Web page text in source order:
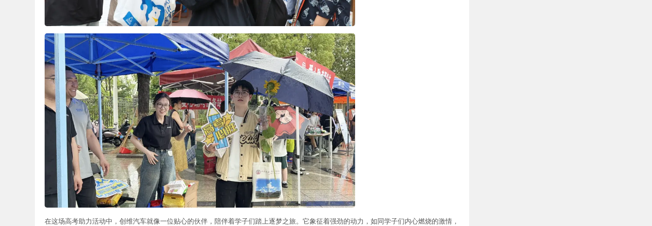
在这场高考助力活动中，创维汽车就像一位贴心的伙伴，陪伴着学子们踏上逐梦之旅。它象征着强劲的动力，如同学子们内心燃烧的激情，